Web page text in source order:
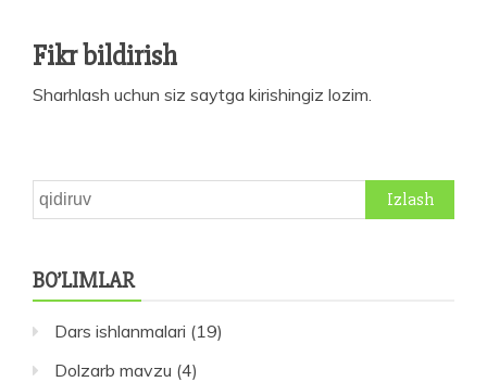
Fikr bildirish
Sharhlash uchun siz saytga kirishingiz lozim.
Qidirshish:
BO’LIMLAR
Dars ishlanmalari (19)
Dolzarb mavzu (4)